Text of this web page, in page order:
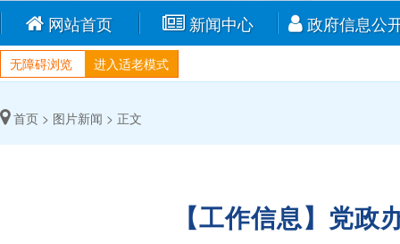
网站首页 新闻中心 政府信息公
无障碍浏览 进入适老模式
首页 > 图片新闻 > 正文
【工作信息】党政